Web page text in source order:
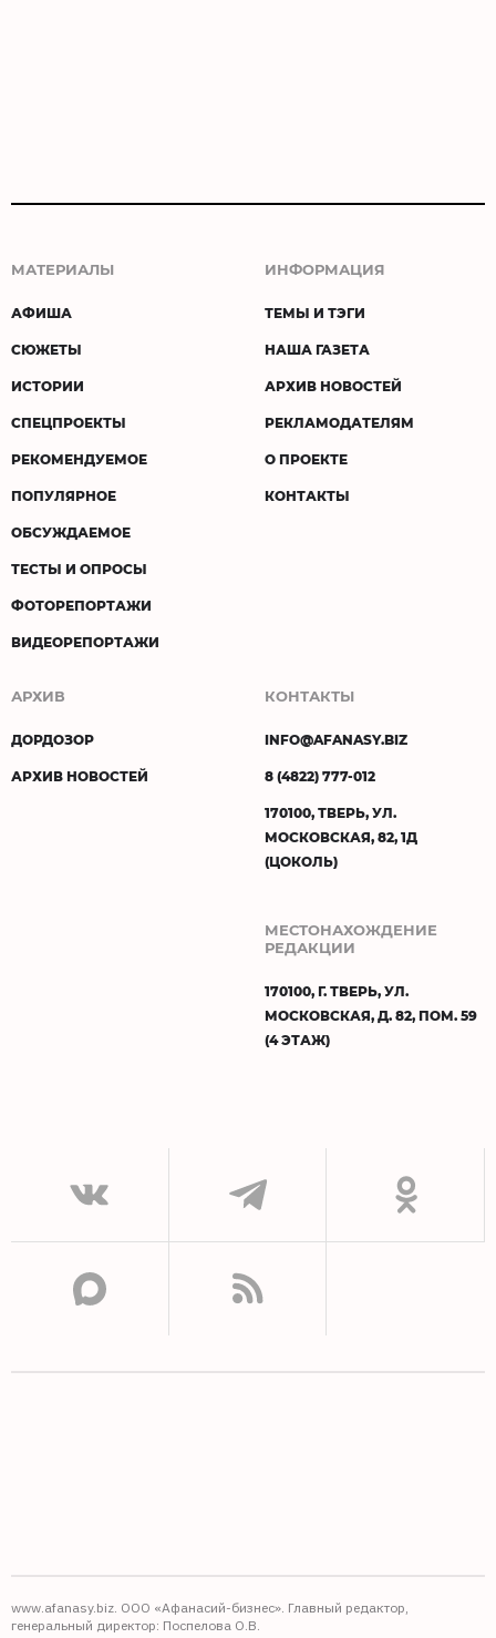
МАТЕРИАЛЫ
АФИША
СЮЖЕТЫ
ИСТОРИИ
СПЕЦПРОЕКТЫ
РЕКОМЕНДУЕМОЕ
ПОПУЛЯРНОЕ
ОБСУЖДАЕМОЕ
ТЕСТЫ И ОПРОСЫ
ФОТОРЕПОРТАЖИ
ВИДЕОРЕПОРТАЖИ
ИНФОРМАЦИЯ
ТЕМЫ И ТЭГИ
НАША ГАЗЕТА
АРХИВ НОВОСТЕЙ
РЕКЛАМОДАТЕЛЯМ
О ПРОЕКТЕ
КОНТАКТЫ
АРХИВ
ДОРДОЗОР
АРХИВ НОВОСТЕЙ
КОНТАКТЫ
INFO@AFANASY.BIZ
8 (4822) 777-012
170100, ТВЕРЬ, УЛ.
МОСКОВСКАЯ, 82, 1Д
(ЦОКОЛЬ)
МЕСТОНАХОЖДЕНИЕ
РЕДАКЦИИ
170100, Г. ТВЕРЬ, УЛ.
МОСКОВСКАЯ, Д. 82, ПОМ. 59
(4 ЭТАЖ)
www.afanasy.biz. ООО «Афанасий-бизнес». Главный редактор,
генеральный директор: Поспелова О.В.